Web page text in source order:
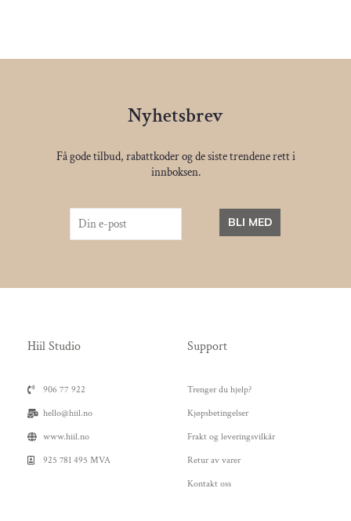
Nyhetsbrev
Få gode tilbud, rabattkoder og de siste trendene rett i
innboksen.
BLI MED
Hiil Studio
906 77 922
hello@hiil.no
www.hiil.no
925 781 495 MVA
Support
Trenger du hjelp?
Kjøpsbetingelser
Frakt og leveringsvilkår
Retur av varer
Kontakt oss